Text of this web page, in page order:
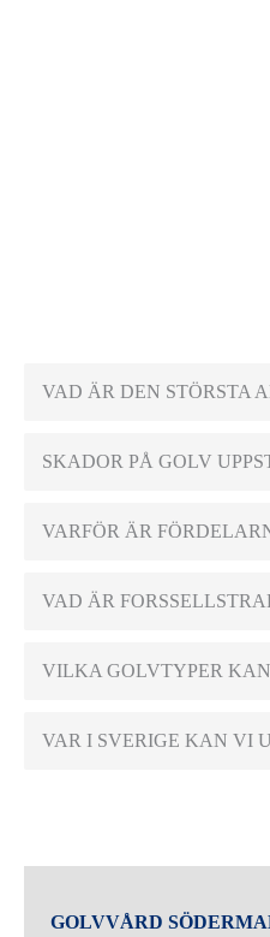
VAD ÄR DEN STÖRSTA
SKADOR PÅ GOLV
VARFÖR ÄR
VAD ÄR
VILKA GOLVTYPER
VAR I SVERIGE KAN VI
GOLVVÅRD